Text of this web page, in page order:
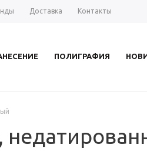
Доставка Контакты
ПОЛИГРАФИЯ